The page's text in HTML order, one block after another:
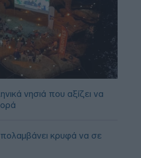
νησιά που αξίζει να
κρυφά να σε